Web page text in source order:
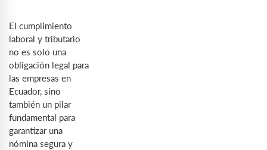
El cumplimiento
laboral y tributario
no es solo una
obligación legal para
las empresas en
Ecuador, sino
también un pilar
fundamental para
garantizar una
nómina segura y